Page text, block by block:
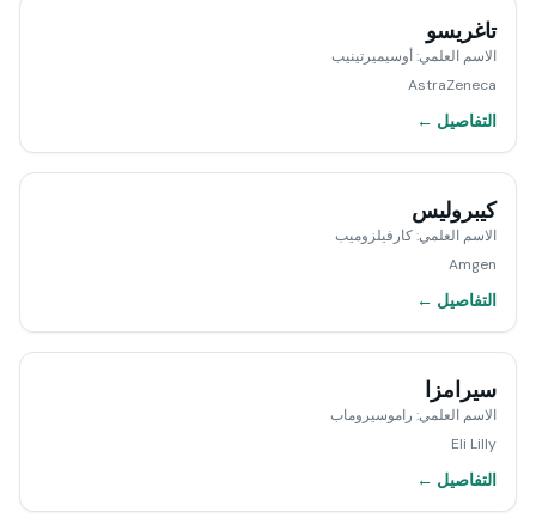
تاغريسو
الاسم العلمي:أوسيميرتينيب
AstraZeneca
التفاصيل ←
كيبروليس
الاسم العلمي:كارفيلزوميب
Amgen
التفاصيل ←
سيرامزا
الاسم العلمي: راموسيروماب
Eli Lilly
التفاصيل ←